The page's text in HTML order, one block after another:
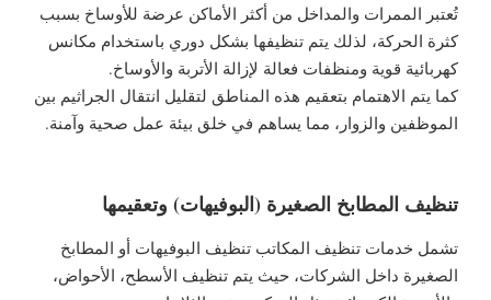
تُعتبر الممرات والمداخل من أكثر الأماكن عرضة للأوساخ بسبب
كثرة الحركة، لذلك يتم تنظيفها بشكل دوري باستخدام مكانس
كهربائية قوية ومنظفات فعالة لإزالة الأتربة والأوساخ.
كما يتم الاهتمام بتعقيم هذه المناطق لتقليل انتقال الجراثيم بين
الموظفين والزوار، مما يساهم في خلق بيئة عمل صحية وآمنة.
تنظيف المطابخ الصغيرة (البوفيهات) وتعقيمها
تشمل خدمات تنظيف المكاتب تنظيف البوفيهات أو المطابخ
الصغيرة داخل الشركات، حيث يتم تنظيف الأسطح، الأحواض،